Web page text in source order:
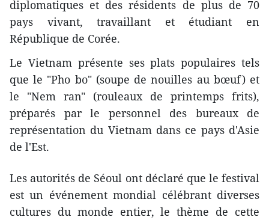
diplomatiques et des résidents de plus de 70
pays vivant, travaillant et étudiant en
République de Corée.
Le Vietnam présente ses plats populaires tels
que le "Pho bo" (soupe de nouilles au bœuf) et
le "Nem ran" (rouleaux de printemps frits),
préparés par le personnel des bureaux de
représentation du Vietnam dans ce pays d'Asie
de l'Est.
Les autorités de Séoul ont déclaré que le festival
est un événement mondial célébrant diverses
cultures du monde entier, le thème de cette